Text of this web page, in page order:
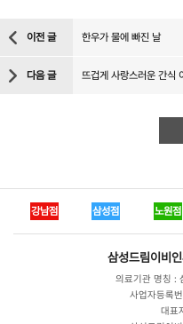
이전 글 한우가 물에 빠진 날
다음 글 뜨겁게 사랑스러운 간식
강남점 삼성점 노원점
삼성드림이비
의료기관 명칭 :
사업자등록
대표